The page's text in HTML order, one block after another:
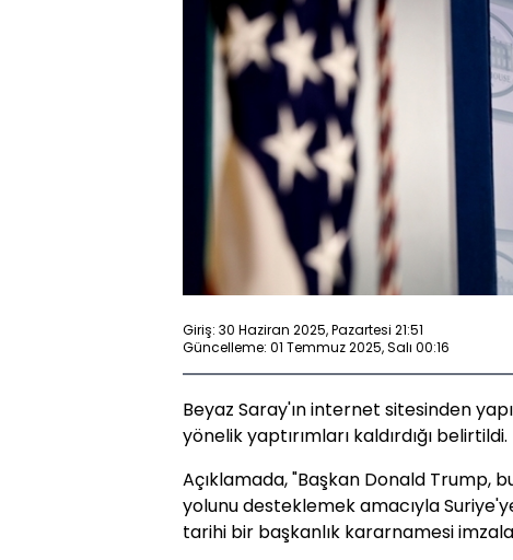
Giriş: 30 Haziran 2025, Pazartesi 21:51
Güncelleme: 01 Temmuz 2025, Salı 00:16
Beyaz Saray'ın internet sitesinden
yönelik yaptırımları kaldırdığı belirtildi.
Açıklamada, "Başkan Donald Trump,
yolunu desteklemek amacıyla
tarihi bir başkanlık kararnamesi